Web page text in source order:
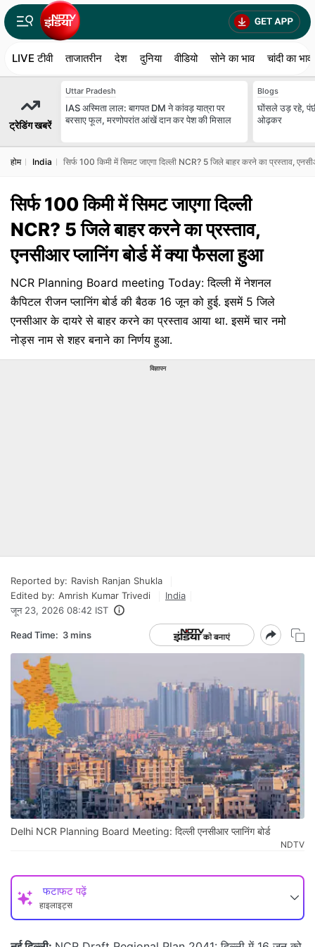
LIVE टीवी ताजातरीन देश दुनिया वीडियो सोने का भाव चांदी का भाव
ट्रेडिंग खबरें
Uttar Pradesh
IAS अस्मिता लाल: बागपत DM ने कांवड़ यात्रा पर
बरसाए फूल, मरणोपरांत आंखें दान कर पेश की मिसाल
Blogs
घोंसले उड़ रहे,
ओढ़कर
होम India सिर्फ 100 किमी में सिमट जाएगा दिल्ली NCR? 5 जिले बाहर करने का प्रस्ताव,
सिर्फ 100 किमी में सिमट जाएगा दिल्ली
NCR? 5 जिले बाहर करने का प्रस्ताव,
एनसीआर प्लानिंग बोर्ड में क्या फैसला हुआ
NCR Planning Board meeting Today: दिल्ली में नेशनल
कैपिटल रीजन प्लानिंग बोर्ड की बैठक 16 जून को हुई. इसमें 5 जिले
एनसीआर के दायरे से बाहर करने का प्रस्ताव आया था. इसमें चार नमो
नोड्स नाम से शहर बनाने का निर्णय हुआ.
विज्ञापन
Reported by: Ravish Ranjan Shukla
Edited by: Amrish Kumar Trivedi
India
जून 23, 2026 08:42 IST
Read Time: 3 mins
Delhi NCR Planning Board Meeting: दिल्ली एनसीआर प्लानिंग बोर्ड
NDTV
फटाफट पढ़ें
हाइलाइट्स